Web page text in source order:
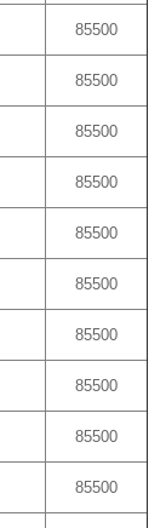
85500
85500
85500
85500
85500
85500
85500
85500
85500
85500